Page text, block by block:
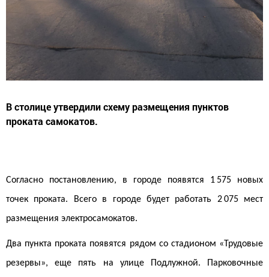
В столице утвердили схему размещения пунктов
проката самокатов.
Согласно постановлению, в городе появятся 1 575 новых
точек проката. Всего в городе будет работать 2 075 мест
размещения электросамокатов.
Два пункта проката появятся рядом со стадионом «Трудовые
резервы», еще пять на улице Подлужной. Парковочные